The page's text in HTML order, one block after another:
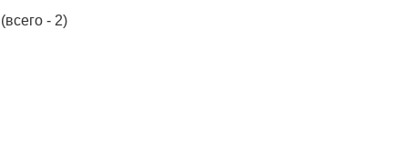
(всего - 2)